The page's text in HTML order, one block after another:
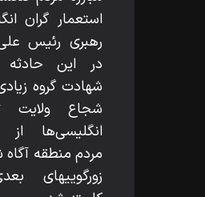
استعمار گران
رهبرى رئيس
در اين
شهادت گروه
شجاع ولايت
انگليسى‌ها
مردم منطقه آگاه
زورگوييهاى